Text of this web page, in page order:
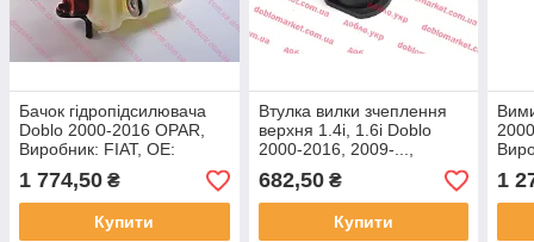
Бачок гідропідсилювача
Doblo 2000-2016 OPAR,
Виробник: FIAT, OE:
46767469
1 774,50 ₴
Купити
Втулка вилки зчеплення
верхня 1.4i, 1.6i Doblo
2000-2016, 2009-...,
Виробник: FIAT, OE:
46543813, 68136989AA
682,50₴
Купити
1